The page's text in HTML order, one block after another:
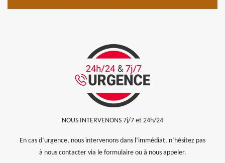
NOUS INTERVENONS 7j/7 et 24h/24
En cas d’urgence, nous intervenons dans l’immédiat, n’hésitez pas
à nous contacter via le formulaire ou à nous appeler.